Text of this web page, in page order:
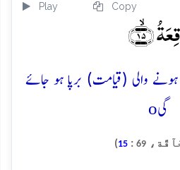
Play Copy
والی (قیامت) برپا ہو جائے
گیo
69
:
15
)